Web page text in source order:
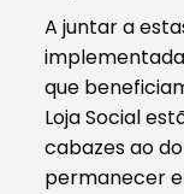
A juntar a
que
Loja Social
cabazes ao
permanecer